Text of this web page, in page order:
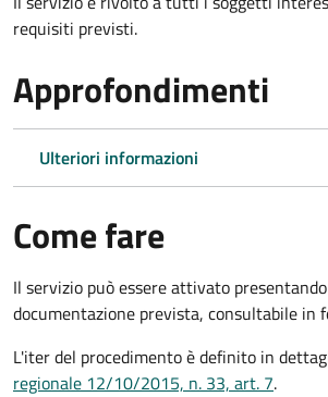
requisiti previsti.
Approfondimenti
Ulteriori informazioni
Come fare
Il servizio può essere attivato
documentazione prevista, consultabile in
L'iter del procedimento è definito in
regionale 12/10/2015, n. 33, art. 7.